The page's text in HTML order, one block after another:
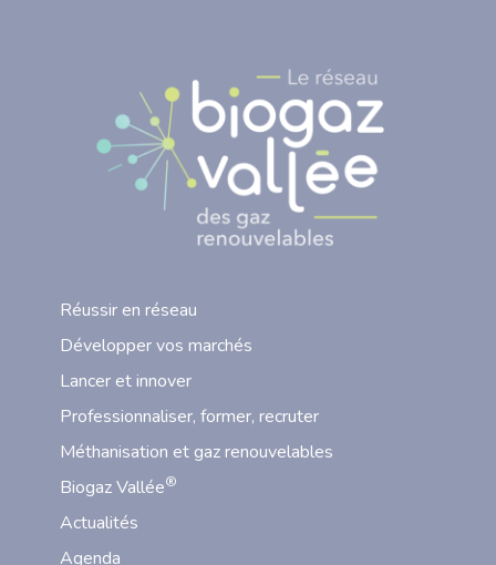
Réussir en réseau
Développer vos marchés
Lancer et innover
Professionnaliser, former, recruter
Méthanisation et gaz renouvelables
Biogaz Vallée®
Actualités
Agenda